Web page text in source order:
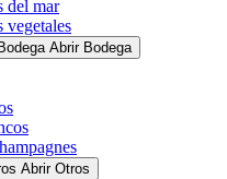
del mar
vegetales
Abrir Bodega
Abrir Otros